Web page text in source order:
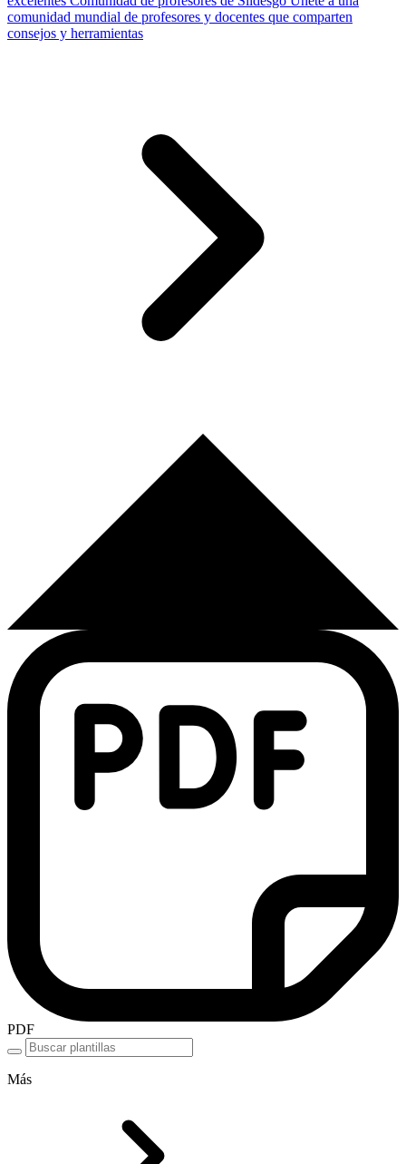
comunidad mundial de profesores y docentes que comparten
consejos y herramientas
PDF
Más